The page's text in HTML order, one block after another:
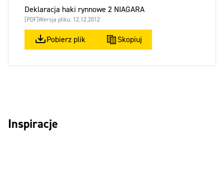
Deklaracja haki rynnowe 2 NIAGARA
[PDF]Wersja pliku: 12.12.2012
Pobierz plik Skopiuj
Inspiracje